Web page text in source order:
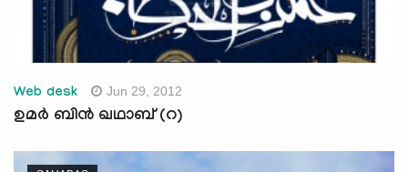
Web desk Jun 29, 2012
ഉമര്‍ ബിന്‍ ഖഥാബ് (റ)